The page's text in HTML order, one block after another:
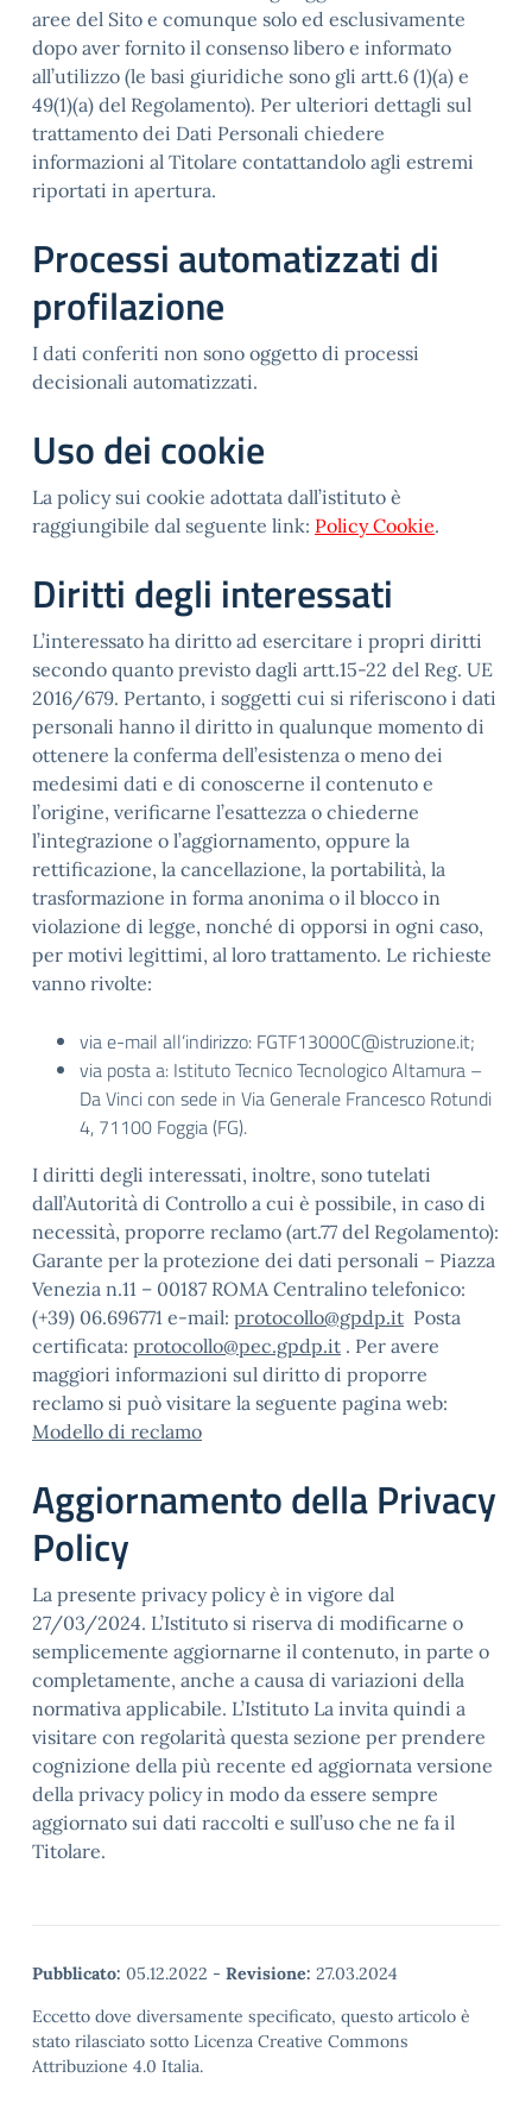
aree del Sito e comunque solo ed esclusivamente
dopo aver fornito il consenso libero e informato
all’utilizzo (le basi giuridiche sono gli artt.6 (1)(a) e
49(1)(a) del Regolamento). Per ulteriori dettagli sul
trattamento dei Dati Personali chiedere
informazioni al Titolare contattandolo agli estremi
riportati in apertura.
Processi automatizzati di
profilazione
I dati conferiti non sono oggetto di processi
decisionali automatizzati.
Uso dei cookie
La policy sui cookie adottata dall’istituto è
raggiungibile dal seguente link: Policy Cookie.
Diritti degli interessati
L’interessato ha diritto ad esercitare i propri diritti
secondo quanto previsto dagli artt.15-22 del Reg. UE
2016/679. Pertanto, i soggetti cui si riferiscono i dati
personali hanno il diritto in qualunque momento di
ottenere la conferma dell’esistenza o meno dei
medesimi dati e di conoscerne il contenuto e
l’origine, verificarne l’esattezza o chiederne
l’integrazione o l’aggiornamento, oppure la
rettificazione, la cancellazione, la portabilità, la
trasformazione in forma anonima o il blocco in
violazione di legge, nonché di opporsi in ogni caso,
per motivi legittimi, al loro trattamento. Le richieste
vanno rivolte:
via e-mail all’indirizzo: FGTF13000C@istruzione.it;
via posta a: Istituto Tecnico Tecnologico Altamura –
Da Vinci con sede in Via Generale Francesco Rotundi
4, 71100 Foggia (FG).
I diritti degli interessati, inoltre, sono tutelati
dall’Autorità di Controllo a cui è possibile, in caso di
necessità, proporre reclamo (art.77 del Regolamento):
Garante per la protezione dei dati personali – Piazza
Venezia n.11 – 00187 ROMA Centralino telefonico:
(+39) 06.696771 e-mail: protocollo@gpdp.it Posta
certificata: protocollo@pec.gpdp.it . Per avere
maggiori informazioni sul diritto di proporre
reclamo si può visitare la seguente pagina web:
Modello di reclamo
Aggiornamento della Privacy
Policy
La presente privacy policy è in vigore dal
27/03/2024. L’Istituto si riserva di modificarne o
semplicemente aggiornarne il contenuto, in parte o
completamente, anche a causa di variazioni della
normativa applicabile. L’Istituto La invita quindi a
visitare con regolarità questa sezione per prendere
cognizione della più recente ed aggiornata versione
della privacy policy in modo da essere sempre
aggiornato sui dati raccolti e sull’uso che ne fa il
Titolare.
Pubblicato: 05.12.2022 - Revisione: 27.03.2024
Eccetto dove diversamente specificato, questo articolo è
stato rilasciato sotto Licenza Creative Commons
Attribuzione 4.0 Italia.